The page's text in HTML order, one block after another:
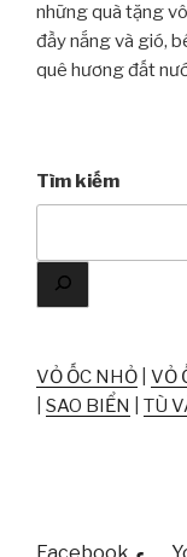
những quà tặng
đầy nắng và gió,
quê hương đất
Tìm kiếm
VỎ ỐC NHỎ VỎ
SAO BIỂN TÙ